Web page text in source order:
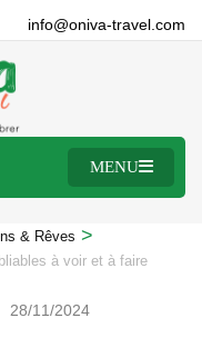
info@oniva-travel.com
MENU
& Rêves >
à voir et à faire
28/11/2024